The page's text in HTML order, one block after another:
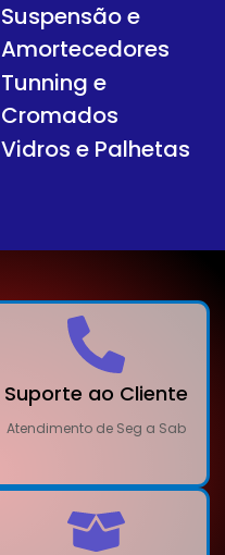
Suspensão e
Amortecedores
Tunning e
Cromados
Vidros e Palhetas
Suporte ao Cliente
Atendimento de Seg a Sab